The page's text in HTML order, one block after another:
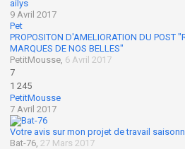
ailys
9 Avril 2017
Pet
PROPOSITON D'AMELIORATION DU POST
MARQUES DE NOS BELLES"
PetitMousse, 6 Avril 2017
7
1 245
PetitMousse
7 Avril 2017
Votre avis sur mon projet de travail
Bat-76,27 Mars 2017